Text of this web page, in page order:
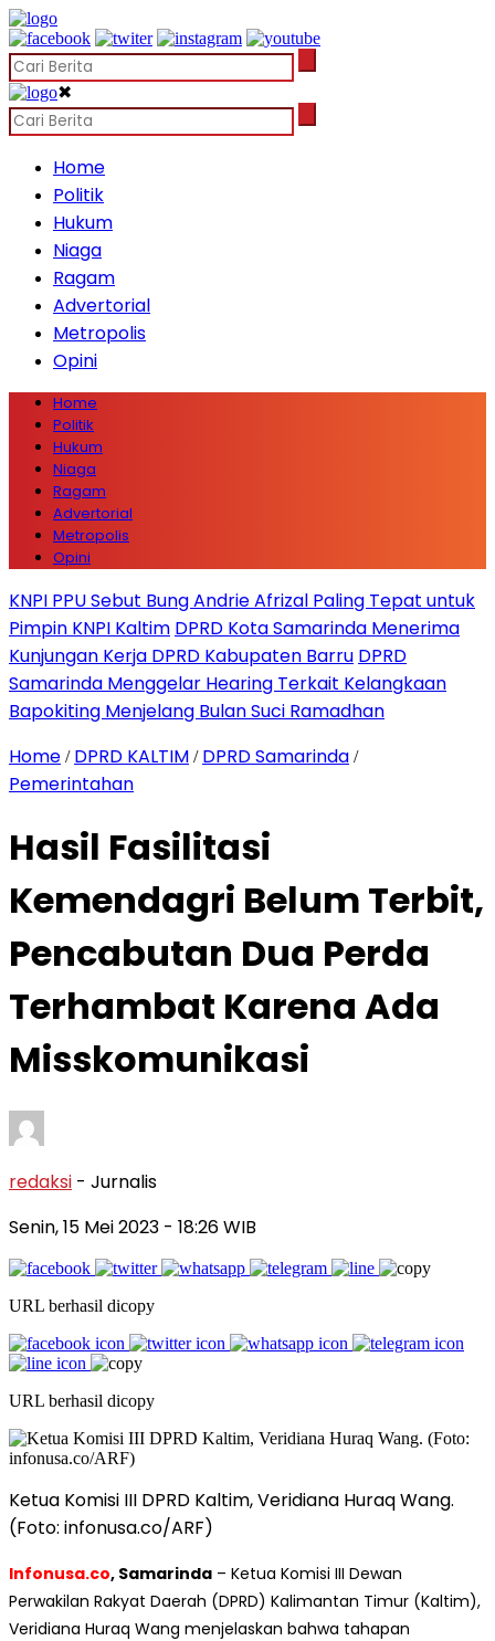
✖
Home
Politik
Hukum
Niaga
Ragam
Advertorial
Metropolis
Opini
Home
Politik
Hukum
Niaga
Ragam
Advertorial
Metropolis
Opini
KNPI PPU Sebut Bung Andrie Afrizal Paling Tepat untuk
Pimpin KNPI Kaltim DPRD Kota Samarinda Menerima
Kunjungan Kerja DPRD Kabupaten Barru DPRD
Samarinda Menggelar Hearing Terkait Kelangkaan
Bapokiting Menjelang Bulan Suci Ramadhan
Home / DPRD KALTIM / DPRD Samarinda /
Pemerintahan
Hasil Fasilitasi
Kemendagri Belum Terbit,
Pencabutan Dua Perda
Terhambat Karena Ada
Misskomunikasi
redaksi - Jurnalis
Senin, 15 Mei 2023 - 18:26 WIB
URL berhasil dicopy
URL berhasil dicopy
Ketua Komisi III DPRD Kaltim, Veridiana Huraq Wang.
(Foto: infonusa.co/ARF)
Infonusa.co, Samarinda – Ketua Komisi III Dewan
Perwakilan Rakyat Daerah (DPRD) Kalimantan Timur (Kaltim),
Veridiana Huraq Wang menjelaskan bahwa tahapan